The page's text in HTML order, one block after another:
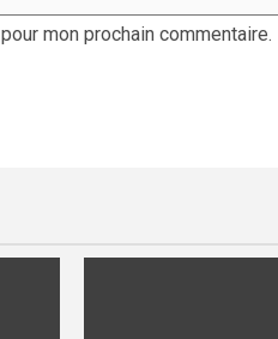
mon prochain commentaire.